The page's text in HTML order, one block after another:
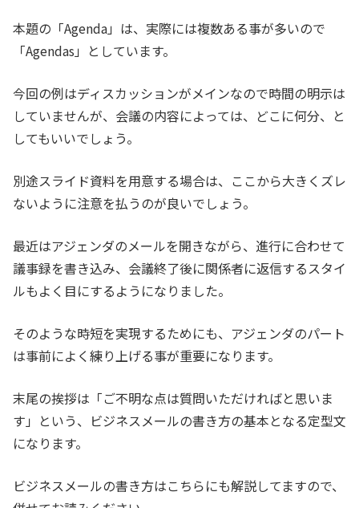
本題の「Agenda」は、実際には複数ある事が多いので
「Agendas」としています。
今回の例はディスカッションがメインなので時間の明示は
していませんが、会議の内容によっては、どこに何分、と
してもいいでしょう。
別途スライド資料を用意する場合は、ここから大きくズレ
ないように注意を払うのが良いでしょう。
最近はアジェンダのメールを開きながら、進行に合わせて
議事録を書き込み、会議終了後に関係者に返信するスタイ
ルもよく目にするようになりました。
そのような時短を実現するためにも、アジェンダのパート
は事前によく練り上げる事が重要になります。
末尾の挨拶は「ご不明な点は質問いただければと思いま
す」という、ビジネスメールの書き方の基本となる定型文
になります。
ビジネスメールの書き方はこちらにも解説してますので、